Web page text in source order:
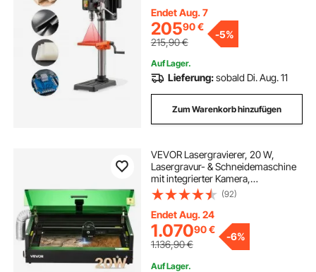
LED, Bohrmaschine für Holz- &
Metallbearbeitung
Endet Aug. 7
20590€
215,90€
-5%
Auf Lager.
Lieferung:sobald Di. Aug. 11
Zum Warenkorb hinzufügen
VEVOR Lasergravierer, 20 W,
Lasergravur- & Schneidemaschine
mit integrierter Kamera,
Laserschneider, 36.000 mm/min,
Arbeitsbereich 50 x 32 cm, für
Holz, Leder, Glas, Papier,
bestimmte Metalle, Klasse 1
(92)
Endet Aug. 24
1.07090€
1.136,90€
-6%
Auf Lager.